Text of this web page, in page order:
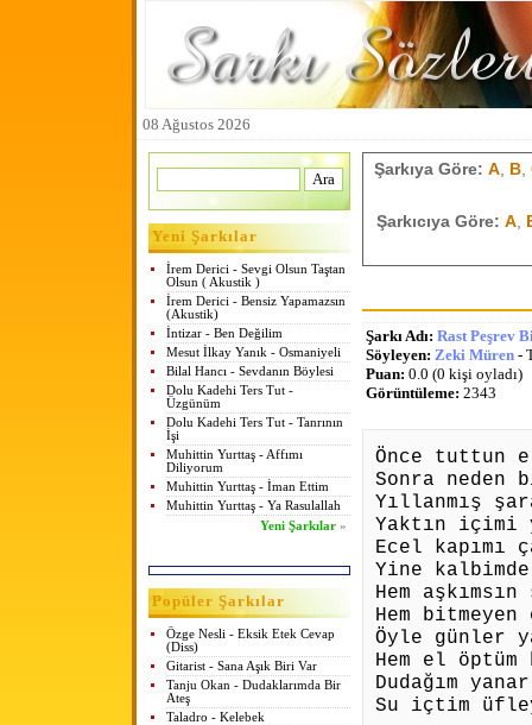
08 Ağustos 2026
Yeni Şarkılar
İrem Derici - Sevgi Olsun Taştan
Olsun ( Akustik )
İrem Derici - Bensiz Yapamazsın
(Akustik)
İntizar - Ben Değilim
Mesut İlkay Yanık - Osmaniyeli
Bilal Hancı - Sevdanın Böylesi
Dolu Kadehi Ters Tut -
Üzgünüm
Dolu Kadehi Ters Tut - Tanrının
İşi
Muhittin Yurttaş - Affımı
Diliyorum
Muhittin Yurttaş - İman Ettim
Muhittin Yurttaş - Ya Rasulallah
Yeni Şarkılar »
Popüler Şarkılar
Özge Nesli - Eksik Etek Cevap
(Diss)
Gitarist - Sana Aşık Biri Var
Tanju Okan - Dudaklarımda Bir
Ateş
Taladro - Kelebek
Şarkıya Göre: A, B,
Şarkıcıya Göre: A,
Şarkı Adı: Rast Peşrev
Söyleyen: Zeki Müren -
Puan: 0.0 (0 kişi oyladı)
Görüntüleme: 2343
Önce tuttun
Sonra neden
Yıllanmış
Yaktın içimi
Ecel kapımı
Yine
Hem aşk
Hem
Öyle günler
Hem el öptüm
Dudağım
Su içtim